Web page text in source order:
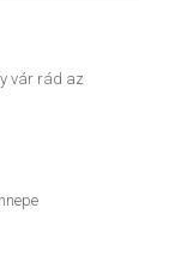
vár rád az